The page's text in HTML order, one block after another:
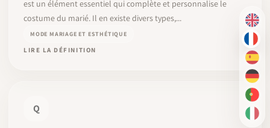
EN
FR
ES
DE
PT-
IT
est un élément essentiel qui complète et personnalise le
costume du marié. Il en existe divers types,...
MODE MARIAGE ET ESTHÉTIQUE
LIRE LA DÉFINITION
Q